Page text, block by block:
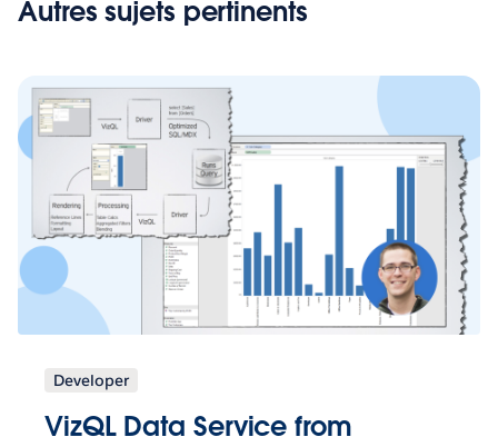
Autres sujets pertinents
Developer
VizQL Data Service from